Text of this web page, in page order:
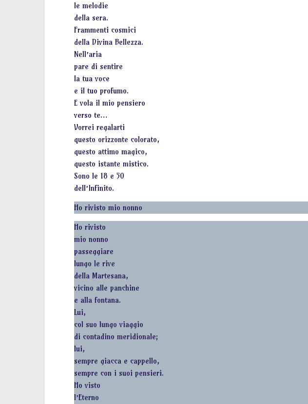
le melodie
della sera.
Frammenti cosmici
della Divina Bellezza.
Nell’aria
pare di sentire
la tua voce
e il tuo profumo.
E vola il mio pensiero
verso te…
Vorrei regalarti
questo orizzonte colorato,
questo attimo magico,
questo istante mistico.
Sono le 18 e 50
dell’Infinito.
Ho rivisto mio nonno
Ho rivisto
mio nonno
passeggiare
lungo le rive
della Martesana,
vicino alle panchine
e alla fontana.
Lui,
col suo lungo viaggio
di contadino meridionale;
lui,
sempre giacca e cappello,
sempre con i suoi pensieri.
Ho visto
l’Eterno